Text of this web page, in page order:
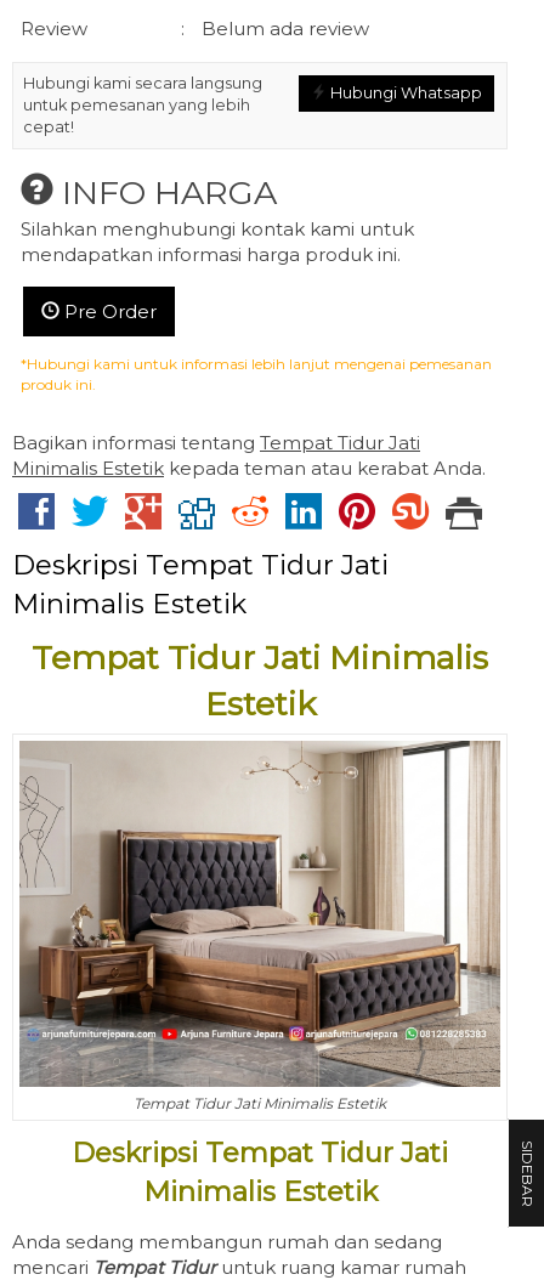
Review
: Belum ada review
Hubungi Whatsapp
Hubungi kami secara langsung
untuk pemesanan yang lebih
cepat!
INFO HARGA
Silahkan menghubungi kontak kami untuk
mendapatkan informasi harga produk ini.
Pre Order
*Hubungi kami untuk informasi lebih lanjut mengenai pemesanan
produk ini.
Bagikan informasi tentang Tempat Tidur Jati
Minimalis Estetik kepada teman atau kerabat Anda.
Deskripsi Tempat Tidur Jati
Minimalis Estetik
Tempat Tidur Jati Minimalis
Estetik
Tempat Tidur Jati Minimalis Estetik
Deskripsi Tempat Tidur Jati
Minimalis Estetik
Anda sedang membangun rumah dan sedang
mencari Tempat Tiduruntuk ruang kamar rumah
SIDEBAR